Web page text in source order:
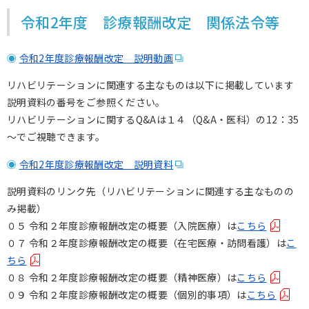
令和2年度 診療報酬改定 関係法令等
令和2年度診療報酬改定 説明動画
リハビリテーションに関連する主なものは以下に掲載しています
説明資料の番号をご参照ください。
リハビリテーションに関するQ&Aは１４（Q&A・医科）の12：35
～でご視聴できます。
令和2年度診療報酬改定 説明資料
説明資料のリンク先（リハビリテーションに関連する主なものの
み掲載）
０５ 令和２年度診療報酬改定の概要（入院医療）はこちら
０７ 令和２年度診療報酬改定の概要（在宅医療・訪問看護）はこ
ちら
０８ 令和２年度診療報酬改定の概要（精神医療）はこちら
０９ 令和２年度診療報酬改定の概要（個別的事項）はこちら